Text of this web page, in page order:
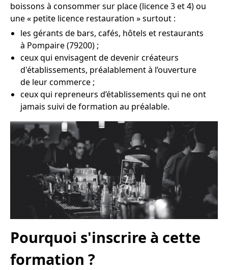
boissons à consommer sur place (licence 3 et 4) ou
une « petite licence restauration » surtout :
les gérants de bars, cafés, hôtels et restaurants
à Pompaire (79200) ;
ceux qui envisagent de devenir créateurs
d'établissements, préalablement à l’ouverture
de leur commerce ;
ceux qui repreneurs d’établissements qui ne ont
jamais suivi de formation au préalable.
Pourquoi s'inscrire à cette
formation ?